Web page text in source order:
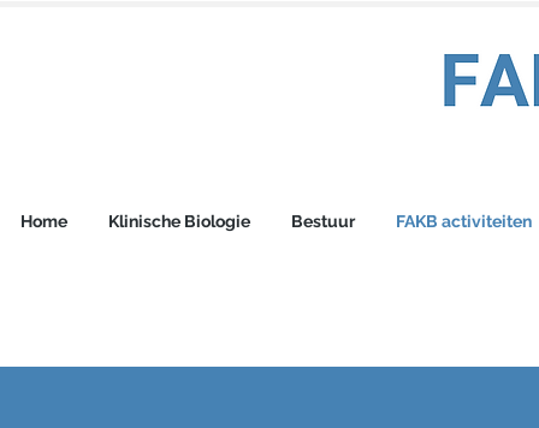
Home Klinische Biologie Bestuur FAKB activiteiten